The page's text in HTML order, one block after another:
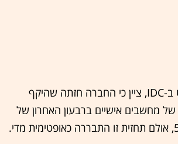
דייויד דאוד, אנליסט ב-IDC, ציין כי החברה חזתה שהיקף
של מחשבים אישיים ברבעון האחרון של